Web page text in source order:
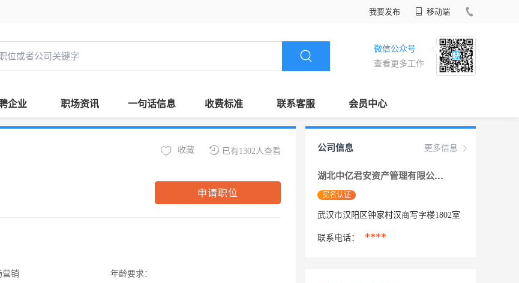
我要发布 移动端
微信公众号
查看更多工作
企业 职场资讯 一句话信息 收费标准 联系客服 会员中心
已有1302人查看
收藏
申请职位
营销
年龄要求：
更多信息
公司信息
湖北中亿君安资产管理有限公司
实名认证
武汉市汉阳区钟家村汉商写字楼1802室
联系电话： ****